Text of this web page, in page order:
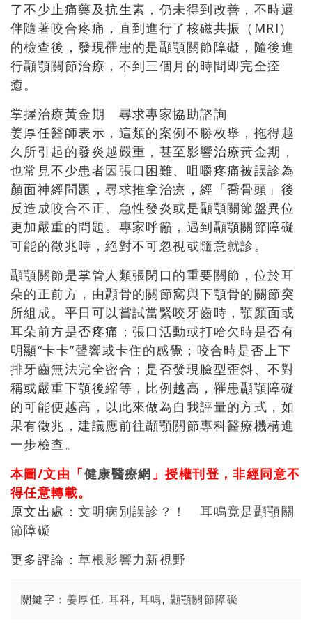
了不少止痛藥及抗生素，仍未得到改善，不時還
伴隨著咬合疼痛，直到進行了核磁共振（MRI）
的檢查後，發現罹患的是顳顎關節障礙，隨後進
行顳顎關節治療，不到三個月的時間即完全痊
癒。
掌握治療黃金期 尋求專家協助諮詢
姜厚任醫師表示，這類的案例不勝枚舉，拖得越
久所引起的發炎越嚴重，甚至影響治療黃金期，
也常見不少患者因張口困難、咀嚼疼痛被誤診為
顏面神經問題，尋求推拿治療，經「喬骨頭」後
反造成咬合不正、急性發炎或是顳顎關節盤異位
更加嚴重的問題。專家呼籲，遇到顳顎關節障礙
可能的徵兆時，絕對不可忽視或隨意就診。
顳顎關節是掌管人類張閉口的重要關節，位於耳
朵的正前方，由顳骨的關節窩與下顎骨的關節突
所組成。平日可以嘗試當緊咬牙齒時，顎顏面或
耳朵前方是否疼痛；張口活動或打哈欠時是否有
明顯“卡卡”聲響或卡住的感覺；咬合時是否上下
排牙齒無法完全密合；是否發現臉型歪斜、不對
稱或嚴重下顎後縮等，比例越高，罹患顳顎障礙
的可能便越高，以此來做為自我評量的方式，如
果有徵兆，建議應前往顳顎關節專科醫療機構進
一步檢查。
本圖/文由「健康醫療網 」授權刊登，非經同意不
得任意轉載。
原文出處：文明病別誤診？！ 耳鳴竟是顳顎關
節障礙
更多評論：草根影響力新視野
關鍵字： 姜厚任, 耳科, 耳鳴, 顳顎關節障礙